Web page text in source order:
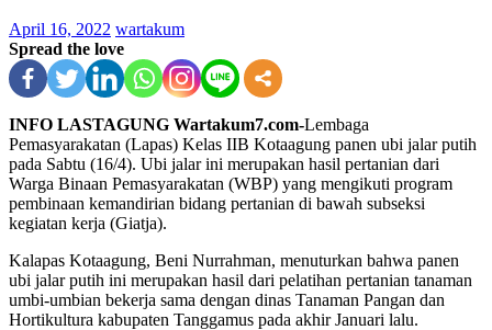
April 16, 2022 wartakum
Spread the love
INFO LASTAGUNG Wartakum7.com-Lembaga
Pemasyarakatan (Lapas) Kelas IIB Kotaagung panen ubi jalar putih
pada Sabtu (16/4). Ubi jalar ini merupakan hasil pertanian dari
Warga Binaan Pemasyarakatan (WBP) yang mengikuti program
pembinaan kemandirian bidang pertanian di bawah subseksi
kegiatan kerja (Giatja).
Kalapas Kotaagung, Beni Nurrahman, menuturkan bahwa panen
ubi jalar putih ini merupakan hasil dari pelatihan pertanian tanaman
umbi-umbian bekerja sama dengan dinas Tanaman Pangan dan
Hortikultura kabupaten Tanggamus pada akhir Januari lalu.